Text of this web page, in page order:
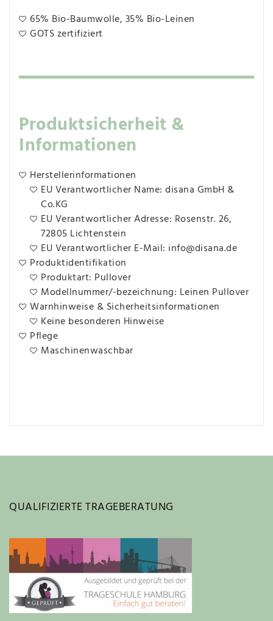
65% Bio-Baumwolle, 35% Bio-Leinen
GOTS zertifiziert
Produktsicherheit &
Informationen
Herstellerinformationen
EU Verantwortlicher Name: disana GmbH &
Co.KG
EU Verantwortlicher Adresse: Rosenstr. 26,
72805 Lichtenstein
EU Verantwortlicher E-Mail: info@disana.de
Produktidentifikation
Produktart: Pullover
Modellnummer/-bezeichnung: Leinen Pullover
Warnhinweise & Sicherheitsinformationen
Keine besonderen Hinweise
Pflege
Maschinenwaschbar
QUALIFIZIERTE TRAGEBERATUNG